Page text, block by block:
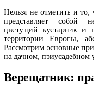
Нельзя не отметить и
представляет собой
цветущий кустарник и
территории Европы,
Рассмотрим основные
на дачном, приусадебном
Верещатник: